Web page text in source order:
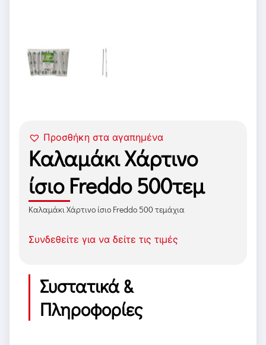
Προσθήκη στα αγαπημένα
Καλαμάκι Χάρτινο
ίσιο Freddo 500τεμ
Καλαμάκι Χάρτινο ίσιο Freddo 500 τεμάχια
Συνδεθείτε για να δείτε τις τιμές
Συστατικά &
Πληροφορίες